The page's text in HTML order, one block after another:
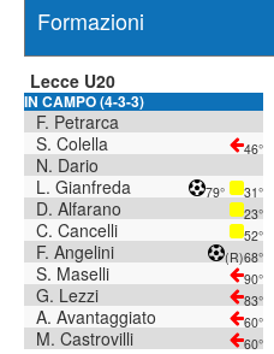
Lecce U20
IN CAMPO (4-3-3)
F. Petrarca
S. Colella
46°
N. Dario
L. Gianfreda
79° 31°
D. Alfarano 23°
C. Cancelli 52°
F. Angelini (R)68°
S. Maselli 90°
G. Lezzi 83°
A. Avantaggiato 60°
M. Castrovilli 60°